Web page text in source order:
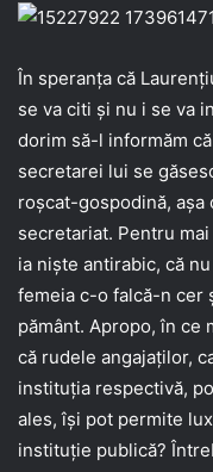
În speranța că
se va citi și nu i se va
dorim să-l informăm
secretarei lui se
roșcat-gospodină,
secretariat. Pentru
ia niște antirabic, că
femeia c-o falcă-n cer
pământ. Apropo, în ce
că rudele angajaților,
instituția respectivă,
ales, își pot permite
instituție publică?